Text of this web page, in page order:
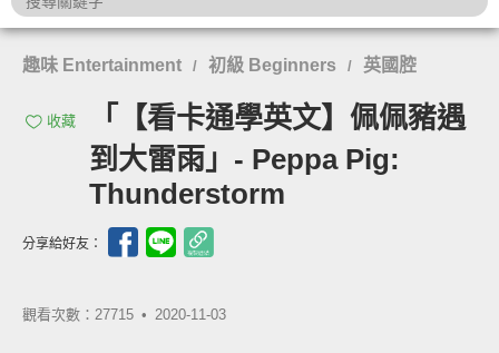
趣味 Entertainment / 初級 Beginners / 英國腔
收藏
「【看卡通學英文】佩佩豬遇
到大雷雨」- Peppa Pig:
Thunderstorm
分享給好友：
觀看次數：27715 • 2020-11-03